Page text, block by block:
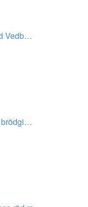
Vedb…
brödgi…